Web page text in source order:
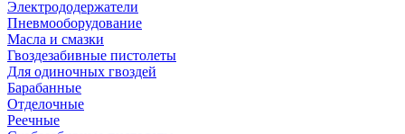
Электрододержатели
Пневмооборудование
Масла и смазки
Гвоздезабивные пистолеты
Для одиночных гвоздей
Барабанные
Отделочные
Реечные